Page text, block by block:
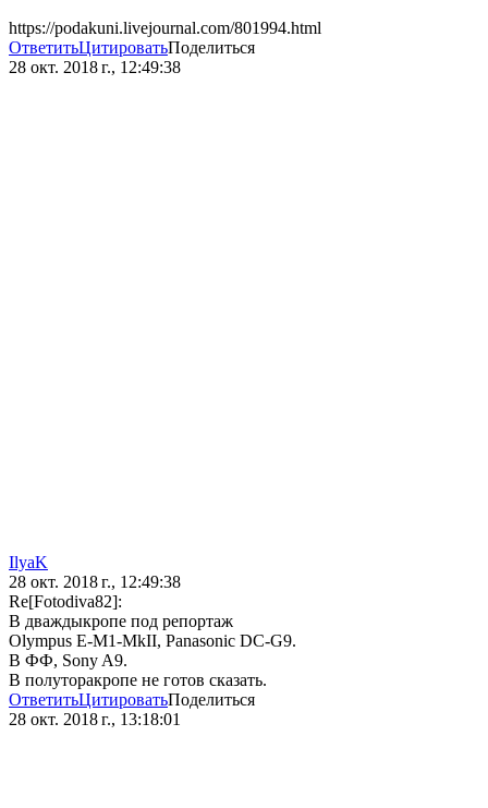
https://podakuni.livejournal.com/801994.html
ОтветитьЦитироватьПоделиться
28 окт. 2018 г., 12:49:38
IlyaK
28 окт. 2018 г., 12:49:38
Re[Fotodiva82]:
В дваждыкропе под репортаж
Olympus E-M1-MkII, Panasonic DC-G9.
В ФФ, Sony A9.
В полуторакропе не готов сказать.
ОтветитьЦитироватьПоделиться
28 окт. 2018 г., 13:18:01